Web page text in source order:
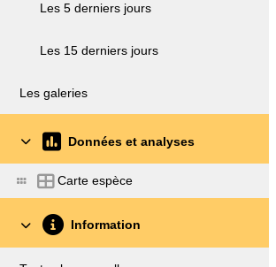
Les 5 derniers jours
Les 15 derniers jours
Les galeries
Données et analyses
Carte espèce
Information